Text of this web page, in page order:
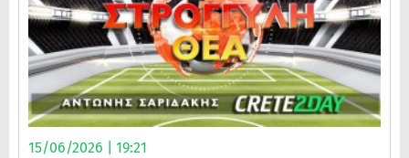
15/06/2026 | 19:21